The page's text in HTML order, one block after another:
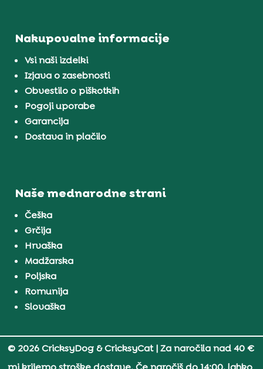
Nakupovalne informacije
Vsi naši izdelki
Izjava o zasebnosti
Obvestilo o piškotkih
Pogoji uporabe
Garancija
Dostava in plačilo
Naše mednarodne strani
Češka
Grčija
Hrvaška
Madžarska
Poljska
Romunija
Slovaška
© 2026 CricksyDog & CricksyCat| Za naročila nad 40 €